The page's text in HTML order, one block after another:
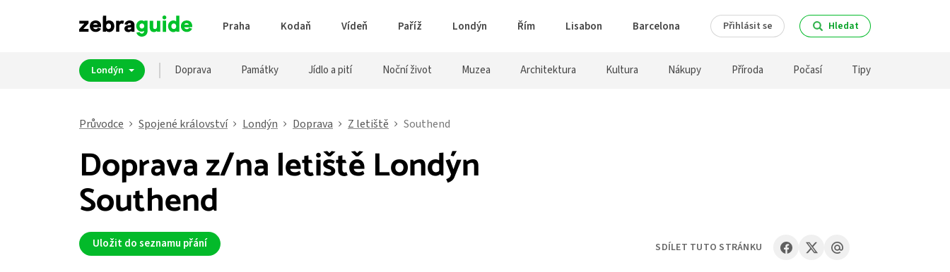
Praha Kodaň Vídeň Paříž Londýn Řím Lisabon Barcelona Přihlásit se Hledat
Londýn Doprava Památky Jídlo a pití Noční život Muzea Architektura Kultura Nákupy Příroda Počasí Tipy
Průvodce Spojené království Londýn Doprava Z letiště Southend
Doprava z/na letiště Londýn
Southend
Uložit do seznamu přání SDÍLET TUTO STRÁNKU